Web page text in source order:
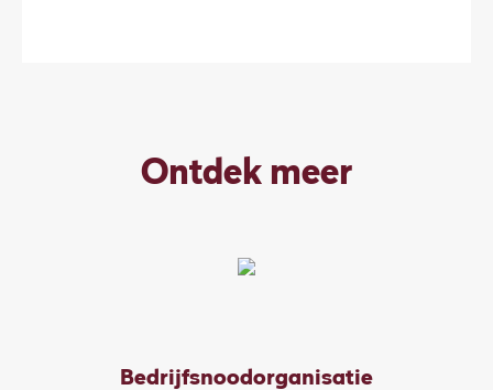
Ontdek meer
Bedrijfsnoodorganisatie